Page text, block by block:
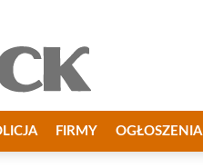
FIRMY OGŁOSZENIA